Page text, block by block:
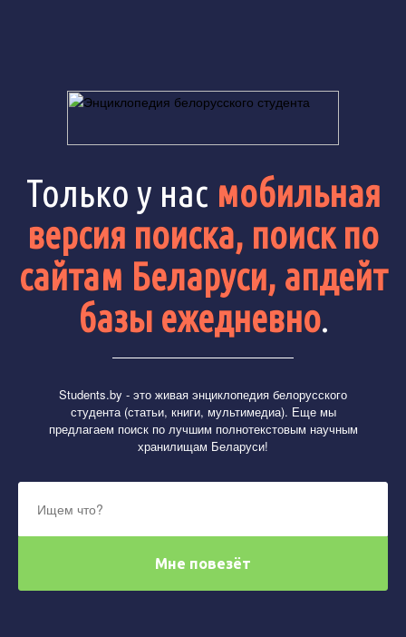
Только у нас мобильная
версия поиска, поиск по
сайтам Беларуси, апдейт
базы ежедневно.
Students.by - это живая энциклопедия белорусского
студента (статьи, книги, мультимедиа). Еще мы
предлагаем поиск по лучшим полнотекстовым научным
хранилищам Беларуси!